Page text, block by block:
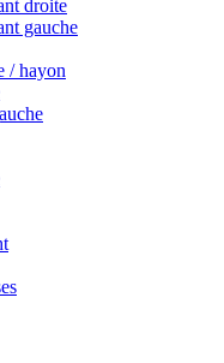
droite
gauche
/ hayon